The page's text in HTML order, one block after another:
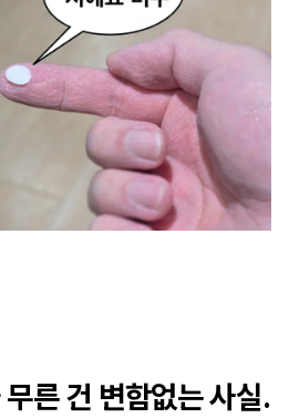
른 건 변함없는 사실.